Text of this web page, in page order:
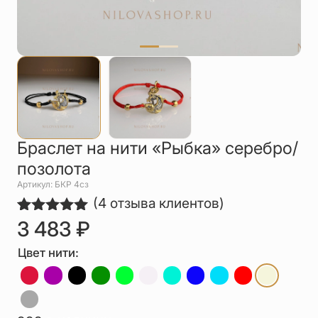
Чётки
Шнурки на
Другое
Браслет на нити «Рыбка» серебро/
позолота
Артикул: БКР 4сз
Рейтинг
5.00из 5
на основе
опроса
4
пользователей
(4 отзыва клиентов)
3 483 ₽
Цвет нити: